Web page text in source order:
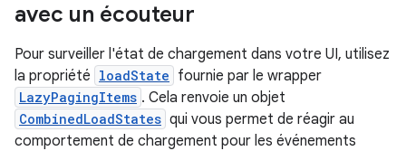
avec un écouteur
Pour surveiller l'état de chargement dans votre UI, utilisez
la propriété loadState fournie par le wrapper
LazyPagingItems . Cela renvoie un objet
CombinedLoadStates qui vous permet de réagir au
comportement de chargement pour les événements